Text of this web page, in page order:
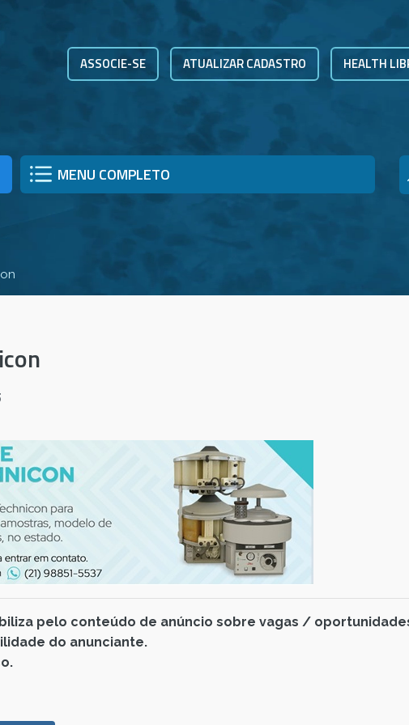
ASSOCIE-SE ATUALIZAR CADASTRO HEALTH
MENU COMPLETO
pelo conteúdo de anúncio sobre vagas /
do anunciante.